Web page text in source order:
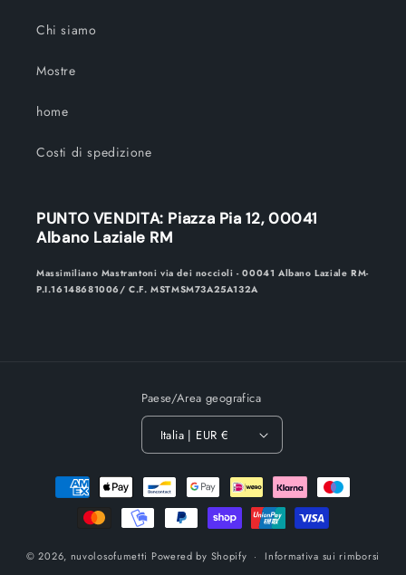
Chi siamo
Mostre
home
Costi di spedizione
PUNTO VENDITA: Piazza Pia 12, 00041
Albano Laziale RM
Massimiliano Mastrantoni via dei noccioli - 00041 Albano Laziale RM-
P.I.16148681006/ C.F. MSTMSM73A25A132A
Paese/Area geografica
Italia | EUR €
Metodi
pagamento
© 2026, nuvolosofumetti Powered by Shopify Informativa sui rimborsi